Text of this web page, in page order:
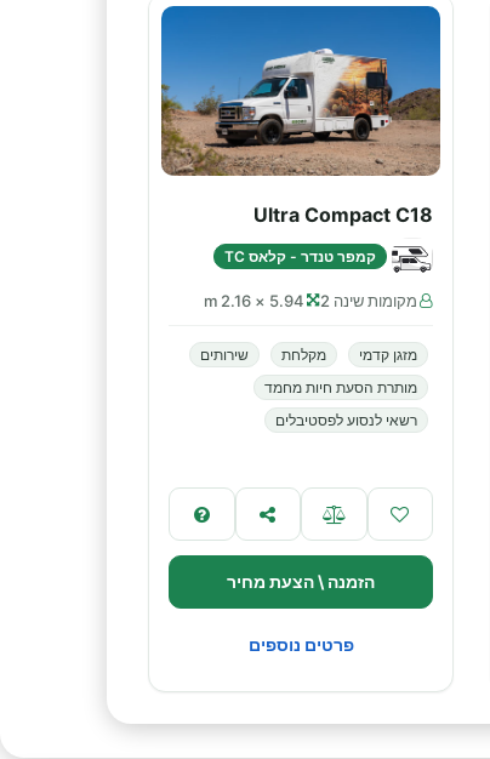
Ultra Compact C18
קמפר טנדר - קלאס TC
מקומות שינה 2 5.94 × 2.16 m
מזגן קדמי מקלחת
שירותים
מותרת הסעת חיות מחמד
רשאי לנסוע לפסטיבלים
הזמנה \ הצעת מחיר
פרטים נוספים